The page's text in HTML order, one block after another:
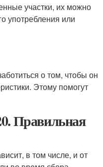
участки, их можно
употребления или
о том, чтобы он
Этому помогут
Правильная
в том числе, и от